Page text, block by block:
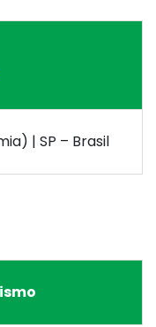
| SP – Brasil